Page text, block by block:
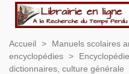
Accueil >
Manuels scolaires
encyclopédies >
dictionnaires, culture générale